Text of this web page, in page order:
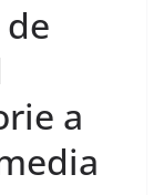
de
a